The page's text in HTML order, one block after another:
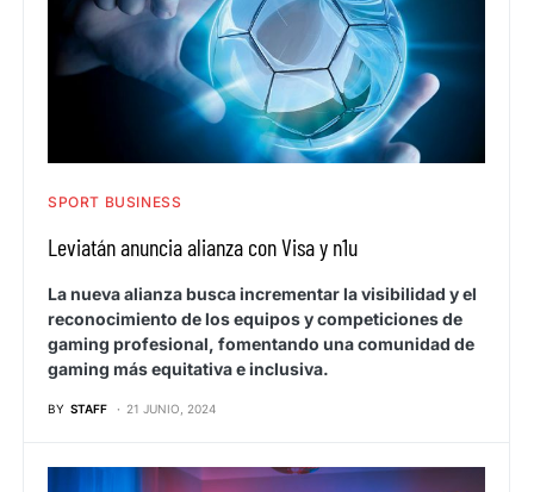
SPORT BUSINESS
Leviatán anuncia alianza con Visa y n1u
La nueva alianza busca incrementar la visibilidad y el
reconocimiento de los equipos y competiciones de
gaming profesional, fomentando una comunidad de
gaming más equitativa e inclusiva.
BY STAFF 21 JUNIO, 2024